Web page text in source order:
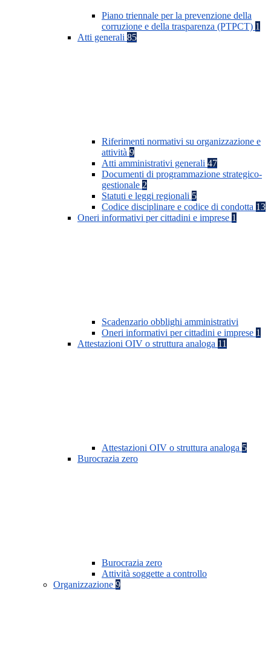
Piano triennale per la prevenzione della
corruzione e della trasparenza (PTPCT) 1
Atti generali 85
Riferimenti normativi su organizzazione e
attività 9
Atti amministrativi generali 47
Documenti di programmazione strategico-
gestionale 2
Statuti e leggi regionali 5
Codice disciplinare e codice di condotta 13
Oneri informativi per cittadini e imprese 1
Scadenzario obblighi amministrativi
Oneri informativi per cittadini e imprese 1
Attestazioni OIV o struttura analoga 11
Attestazioni OIV o struttura analoga 5
Burocrazia zero
Burocrazia zero
Attività soggette a controllo
Organizzazione 9